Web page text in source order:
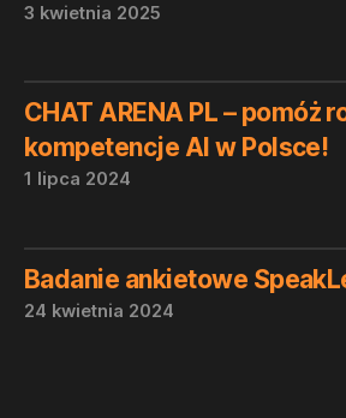
3 kwietnia 2025
CHAT ARENA PL – pomóż
kompetencje AI w Polsce!
1 lipca 2024
Badanie ankietowe
24 kwietnia 2024